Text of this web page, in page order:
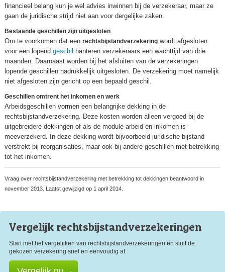
financieel belang kun je wel advies inwinnen bij de verzekeraar, maar ze
gaan de juridische strijd niet aan voor dergelijke zaken.
Bestaande geschillen zijn uitgesloten
Om te voorkomen dat een rechtsbijstandverzekering wordt afgesloten
voor een lopend geschil
hanteren verzekeraars een wachttijd van drie
maanden. Daarnaast worden bij het afsluiten van de verzekeringen
lopende geschillen nadrukkelijk uitgesloten. De verzekering moet namelijk
niet afgesloten zijn gericht op een bepaald geschil.
Geschillen omtrent het inkomen en werk
Arbeidsgeschillen vormen een belangrijke dekking in de
rechtsbijstandverzekering. Deze kosten worden alleen vergoed bij de
uitgebreidere dekkingen of als de module arbeid en inkomen is
meeverzekerd. In deze dekking wordt bijvoorbeeld juridische bijstand
verstrekt bij reorganisaties, maar ook bij andere geschillen met betrekking
tot het inkomen.
Vraag over rechtsbijstandverzekering met betrekking tot dekkingen beantwoord in
november 2013. Laatst gewijzigd op 1 april 2014.
Vergelijk rechtsbijstandverzekeringen
Start met het vergelijken van rechtsbijstandverzekeringen en sluit de
gekozen verzekering snel en eenvoudig af.